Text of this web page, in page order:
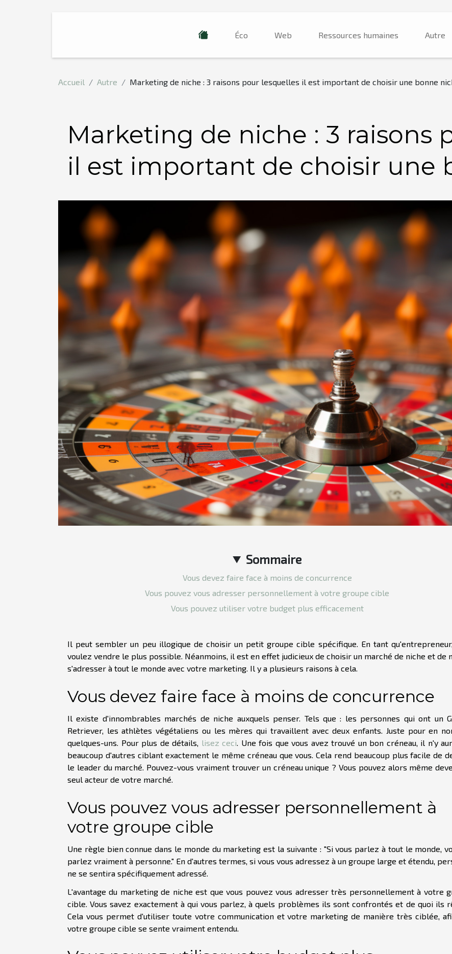
Éco Web Ressources humaines Autre
Accueil Autre Marketing de niche : 3 raisons pour lesquelles il est important de choisir une bonne
Marketing de niche : 3 raisons
il est important de choisir une
Sommaire
Vous devez faire face à moins de concurrence
Vous pouvez vous adresser personnellement à votre groupe cible
Vous pouvez utiliser votre budget plus efficacement
Il peut sembler un peu illogique de choisir un petit groupe cible spécifique. En tant
voulez vendre le plus possible. Néanmoins, il est en effet judicieux de choisir un marché de niche et de
s'adresser à tout le monde avec votre marketing. Il y a plusieurs raisons à cela.
Vous devez faire face à moins de concurrence
Il existe d'innombrables marchés de niche auxquels penser. Tels que : les personnes qui ont un
Retriever, les athlètes végétaliens ou les mères qui travaillent avec deux enfants. Juste pour en
quelques-uns. Pour plus de détails, lisez ceci . Une fois que vous avez trouvé un bon créneau, il n'y
beaucoup d'autres ciblant exactement le même créneau que vous. Cela rend beaucoup plus facile de
le leader du marché. Pouvez-vous vraiment trouver un créneau unique ? Vous pouvez alors même
seul acteur de votre marché.
Vous pouvez vous adresser personnellement à
votre groupe cible
Une règle bien connue dans le monde du marketing est la suivante : "Si vous parlez à tout le monde,
parlez vraiment à personne." En d'autres termes, si vous vous adressez à un groupe large et étendu,
ne se sentira spécifiquement adressé.
L'avantage du marketing de niche est que vous pouvez vous adresser très personnellement à votre
cible. Vous savez exactement à qui vous parlez, à quels problèmes ils sont confrontés et de quoi ils
Cela vous permet d'utiliser toute votre communication et votre marketing de manière très ciblée,
votre groupe cible se sente vraiment entendu.